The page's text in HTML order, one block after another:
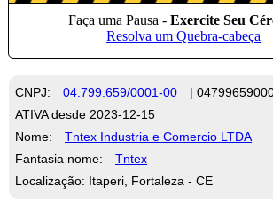
CNPJ: 04.799.659/0001-00
|
ATIVA desde 2023-12-15
Nome:
Tntex Industria e Comercio LTDA
Fantasia nome:
Tntex
Localização: Itaperi, Fortaleza - CE